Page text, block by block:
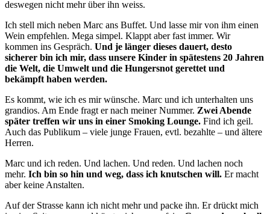
deswegen nicht mehr über ihn weiss.
Ich stell mich neben Marc ans Buffet. Und lasse mir von ihm einen
Wein empfehlen. Mega simpel. Klappt aber fast immer. Wir
kommen ins Gespräch. Und je länger dieses dauert, desto
sicherer bin ich mir, dass unsere Kinder in spätestens 20 Jahren
die Welt, die Umwelt und die Hungersnot gerettet und
bekämpft haben werden.
Es kommt, wie ich es mir wünsche. Marc und ich unterhalten uns
grandios. Am Ende fragt er nach meiner Nummer. Zwei Abende
später treffen wir uns in einer Smoking Lounge. Find ich geil.
Auch das Publikum – viele junge Frauen, evtl. bezahlte – und ältere
Herren.
Marc und ich reden. Und lachen. Und reden. Und lachen noch
mehr. Ich bin so hin und weg, dass ich knutschen will. Er macht
aber keine Anstalten.
Auf der Strasse kann ich nicht mehr und packe ihn. Er drückt mich